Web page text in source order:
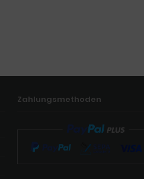
Zahlungsmethoden